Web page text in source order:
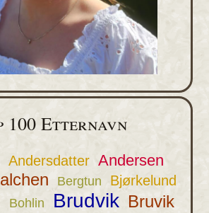
100 Etternavn
Andersdatter Andersen
Bergtun Bjørkelund
Bohlin Brudvik Bruvik